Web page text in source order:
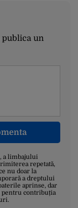
un
a limbajului
repetată,
nu doar la
a dreptului
aprinse, dar
contribuția